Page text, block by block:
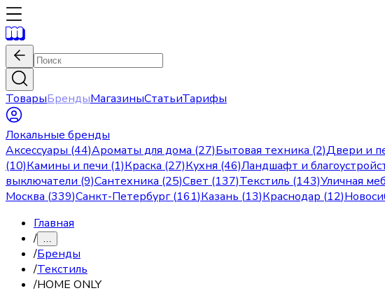
ТоварыБрендыМагазиныСтатьиТарифы
Локальные бренды
Аксессуары (44)Ароматы для дома (27)Бытовая техника (2)Двери и
(10)Камины и печи (1)Краска (27)Кухня (46)Ландшафт и
выключатели (9)Сантехника (25)Свет (137)Текстиль (143)Уличная
Москва (339)Санкт-Петербург(161)Казань (13)Краснодар (12)
Главная
/ …
/Бренды
/Текстиль
/HOME ONLY